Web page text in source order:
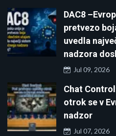
DAC8
pretvezo
uvedla
nadzora
Jul 09, 2026
Chat
otrok se v
nadzor
Jul 07, 2026